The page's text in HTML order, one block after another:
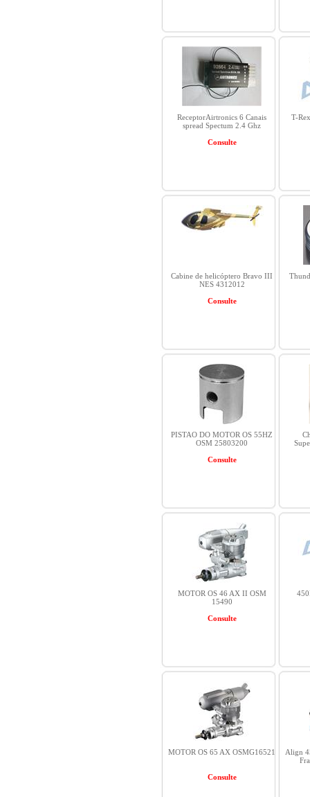
ReceptorAirtronics 6 Canais
spread Spectum 2.4 Ghz
Consulte
T-
Cabine de helicóptero Bravo III
NES 4312012
Consulte
PISTAO DO MOTOR OS 55HZ
OSM 25803200
Consulte
MOTOR OS 46 AX II OSM
15490
Consulte
MOTOR OS 65 AX OSMG16521
Consulte
Align